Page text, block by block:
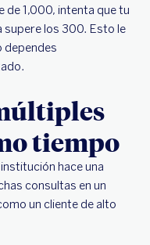
de 1,000, intenta que tu
supere los 300. Esto le
dependes
tiempo
hace una
consultas en un
un cliente de alto